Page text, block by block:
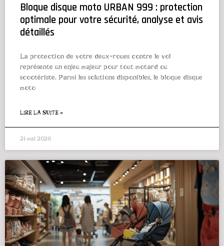
Bloque disque moto URBAN 999 : protection
optimale pour votre sécurité, analyse et avis
détaillés
La protection de votre deux-roues contre le vol
représente un enjeu majeur pour tout motard ou
scootériste. Parmi les solutions disponibles, le bloque disque
moto
LIRE LA SUITE »
21 mai 2026